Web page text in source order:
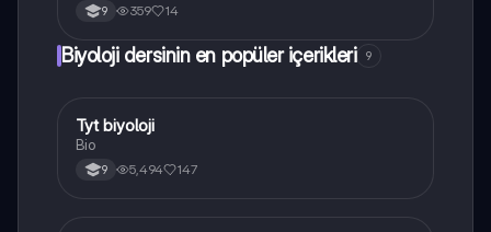
9 359 14
Biyoloji dersinin en popüler içerikleri 9
Biyoloji
Tyt biyoloji
Bio
9 5,494 147